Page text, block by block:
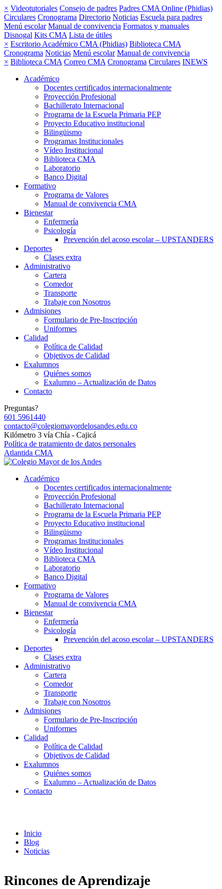
× Videotutoriales Consejo de padres Padres CMA Online (Phidias)
Circulares Cronograma Directorio Noticias Escuela para padres
Menú escolar Manual de convivencia Formatos y manuales
Disnogal Kits CMA Lista de útiles
× Escritorio Académico CMA (Phidias) Biblioteca CMA
Cronograma Noticias Menú escolar Manual de convivencia
× Biblioteca CMA Correo CMA Cronograma Circulares INEWS
Académico
Docentes certificados internacionalmente
Proyección Profesional
Bachillerato Internacional
Programa de la Escuela Primaria PEP
Proyecto Educativo institucional
Bilingüismo
Programas Institucionales
Vídeo Institucional
Biblioteca CMA
Laboratorio
Banco Digital
Formativo
Programa de Valores
Manual de convivencia CMA
Bienestar
Enfermería
Psicología
Prevención del acoso escolar – UPSTANDERS
Deportes
Clases extra
Administrativo
Cartera
Comedor
Transporte
Trabaje con Nosotros
Admisiones
Formulario de Pre-Inscripción
Uniformes
Calidad
Política de Calidad
Objetivos de Calidad
Exalumnos
Quiénes somos
Exalumno – Actualización de Datos
Contacto
Preguntas?
601 5961440
contacto@colegiomayordelosandes.edu.co
Kilómetro 3 vía Chía - Cajicá
Política de tratamiento de datos personales
Atlantida CMA
Académico
Docentes certificados internacionalmente
Proyección Profesional
Bachillerato Internacional
Programa de la Escuela Primaria PEP
Proyecto Educativo institucional
Bilingüismo
Programas Institucionales
Vídeo Institucional
Biblioteca CMA
Laboratorio
Banco Digital
Formativo
Programa de Valores
Manual de convivencia CMA
Bienestar
Enfermería
Psicología
Prevención del acoso escolar – UPSTANDERS
Deportes
Clases extra
Administrativo
Cartera
Comedor
Transporte
Trabaje con Nosotros
Admisiones
Formulario de Pre-Inscripción
Uniformes
Calidad
Política de Calidad
Objetivos de Calidad
Exalumnos
Quiénes somos
Exalumno – Actualización de Datos
Contacto
Inicio
Blog
Noticias
Rincones de Aprendizaje